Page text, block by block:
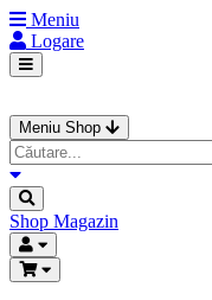
Meniu
Logare
Meniu Shop
Shop Magazin